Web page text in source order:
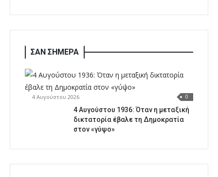
ΣΑΝ ΣΗΜΕΡΑ
4 Αυγούστου 2026 0
4 Αυγούστου 1936: Όταν η μεταξική
δικτατορία έβαλε τη Δημοκρατία
στον «γύψο»